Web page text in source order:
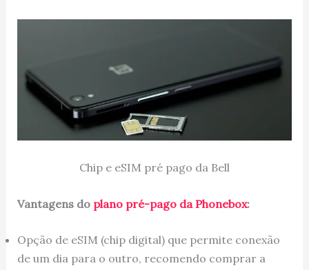
Chip e eSIM pré pago da Bell
Vantagens do plano pré-pago da Phonebox:
Opção de eSIM (chip digital) que permite conexão
de um dia para o outro, recomendo comprar a